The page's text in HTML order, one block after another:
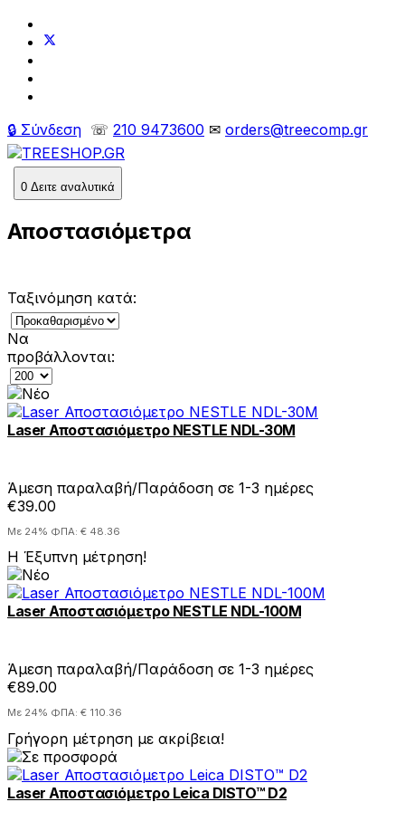
🔒 Σύνδεση ☏ 210 9473600 ✉ orders@treecomp.gr
0 Δειτε αναλυτικά
Αποστασιόμετρα
Ταξινόμηση κατά:
Να
προβάλλονται:
Laser Αποστασιόμετρο NESTLE NDL-30M
Άμεση παραλαβή/Παράδοση σε 1-3 ημέρες
€39.00
Με 24% ΦΠΑ: € 48.36
H Έξυπνη μέτρηση!
Laser Αποστασιόμετρο NESTLE NDL-100M
Άμεση παραλαβή/Παράδοση σε 1-3 ημέρες
€89.00
Με 24% ΦΠΑ: € 110.36
Γρήγορη μέτρηση με ακρίβεια!
Laser Αποστασιόμετρο Leica DISTO™ D2